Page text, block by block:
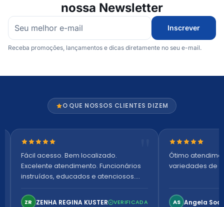
nossa Newsletter
Inscrever
Receba promoções, lançamentos e dicas diretamente no seu e-mail.
O QUE NOSSOS CLIENTES DIZEM
Nota 5 de 5 estrelas
Fácil acesso. Bem localizado.
Excelente atendimento. Funcionários
instruídos, educados e atenciosos.
confortável. Perfeito!
ZR ZENHA REGINA KUSTER VERIFICADA
Nota 5 de 5
Ótimo
variedades de
AS Angela